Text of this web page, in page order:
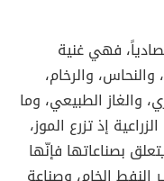
فهي غنية
والنحاس، والرخام،
والغاز الطبيعي، وما
إذ تزرع الموز،
بصناعاتها فإنّها